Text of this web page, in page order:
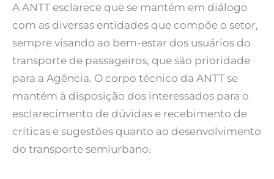
A ANTT esclarece que se mantém em diálogo
com as diversas entidades que compõe o setor,
sempre visando ao bem-estar dos usuários do
transporte de passageiros, que são prioridade
para a Agência. O corpo técnico da ANTT se
mantém à disposição dos interessados para o
esclarecimento de dúvidas e recebimento de
críticas e sugestões quanto ao desenvolvimento
do transporte semiurbano.